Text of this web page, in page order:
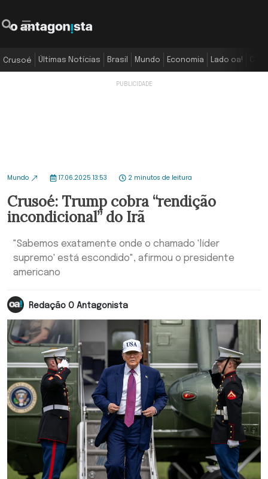
Crusoé Últimas Notícias Brasil Mundo Economia Lado oa!
Mundo 17.06.2025 13:53 2 minutos de leitura
Crusoé: Trump cobra “rendição
incondicional” do Irã
"Sabemos exatamente onde o chamado 'líder
supremo' está escondido", afirmou o presidente
americano
Redação O Antagonista